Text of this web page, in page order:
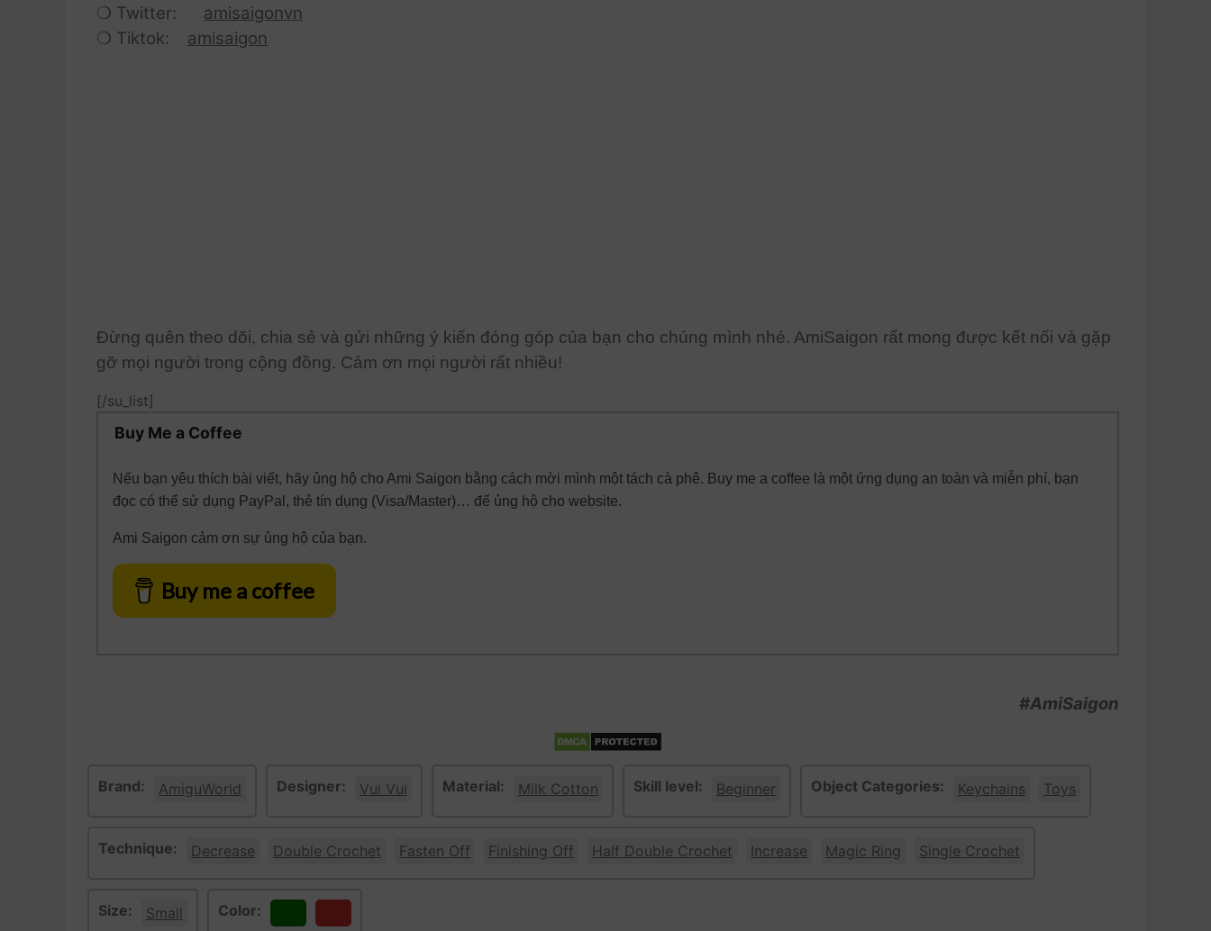
❍ Twitter: amisaigonvn
❍ Tiktok: amisaigon
Đừng quên theo dõi, chia sẻ và gửi những ý kiến đóng góp của bạn cho chúng mình nhé. AmiSaigon rất mong được kết nối và gặp
gỡ mọi người trong cộng đồng. Cảm ơn mọi người rất nhiều!
[/su_list]
Buy Me a Coffee
Nếu bạn yêu thích bài viết, hãy ủng hộ cho Ami Saigon bằng cách mời mình một tách cà phê. Buy me a coffee là một ứng dụng an toàn và miễn phí, bạn
đọc có thể sử dụng PayPal, thẻ tín dụng (Visa/Master)… để ủng hộ cho website.
Ami Saigon cảm ơn sự ủng hộ của bạn.
Buy me a coffee
#AmiSaigon
Brand: AmiguWorld Designer: Vui Vui Material: Milk Cotton Skill level: Beginner Object Categories: Keychains Toys
Technique: Decrease Double Crochet Fasten Off Finishing Off Half Double Crochet Increase Magic Ring Single Crochet
Size: Small Color: